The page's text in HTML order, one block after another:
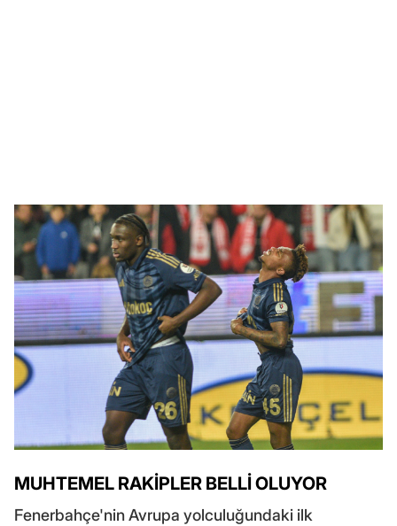
MUHTEMEL RAKİPLER BELLİ OLUYOR
Fenerbahçe'nin Avrupa yolculuğundaki ilk